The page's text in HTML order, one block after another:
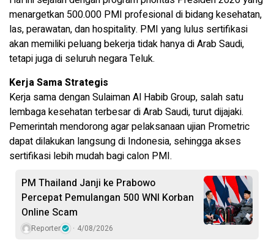
menargetkan 500.000 PMI profesional di bidang kesehatan,
las, perawatan, dan hospitality. PMI yang lulus sertifikasi
akan memiliki peluang bekerja tidak hanya di Arab Saudi,
tetapi juga di seluruh negara Teluk.
Kerja Sama Strategis
Kerja sama dengan Sulaiman Al Habib Group, salah satu
lembaga kesehatan terbesar di Arab Saudi, turut dijajaki.
Pemerintah mendorong agar pelaksanaan ujian Prometric
dapat dilakukan langsung di Indonesia, sehingga akses
sertifikasi lebih mudah bagi calon PMI.
PM Thailand Janji ke Prabowo
Percepat Pemulangan 500 WNI Korban
Online Scam
Reporter 4/08/2026